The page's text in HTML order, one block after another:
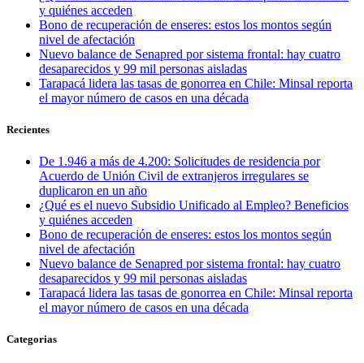
y quiénes acceden
Bono de recuperación de enseres: estos los montos según
nivel de afectación
Nuevo balance de Senapred por sistema frontal: hay cuatro
desaparecidos y 99 mil personas aisladas
Tarapacá lidera las tasas de gonorrea en Chile: Minsal reporta
el mayor número de casos en una década
Recientes
De 1.946 a más de 4.200: Solicitudes de residencia por
Acuerdo de Unión Civil de extranjeros irregulares se
duplicaron en un año
¿Qué es el nuevo Subsidio Unificado al Empleo? Beneficios
y quiénes acceden
Bono de recuperación de enseres: estos los montos según
nivel de afectación
Nuevo balance de Senapred por sistema frontal: hay cuatro
desaparecidos y 99 mil personas aisladas
Tarapacá lidera las tasas de gonorrea en Chile: Minsal reporta
el mayor número de casos en una década
Categorias